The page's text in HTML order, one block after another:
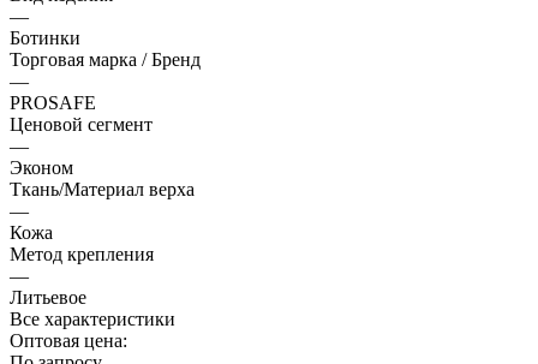
—
Ботинки
Торговая марка / Бренд
—
PROSAFE
Ценовой сегмент
—
Эконом
Ткань/Материал верха
—
Кожа
Метод крепления
—
Литьевое
Все характеристики
Оптовая цена: